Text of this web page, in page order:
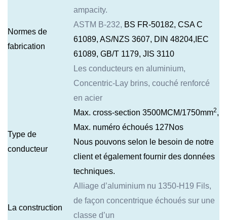
ampacity.
Normes de
fabrication
ASTM B-232, BS FR-50182, CSA C
61089, AS/NZS 3607, DIN 48204,IEC
61089, GB/T 1179, JIS 3110
Les conducteurs en aluminium,
Concentric-Lay brins, couché renforcé
en acier
Type de
conducteur
Max. cross-section 3500MCM/1750mm2,
Max. numéro échoués 127Nos
Nous pouvons selon le besoin de notre
client et également fournir des données
techniques.
La construction
Alliage d’aluminium nu 1350-H19 Fils,
de façon concentrique échoués sur une
classe d’un